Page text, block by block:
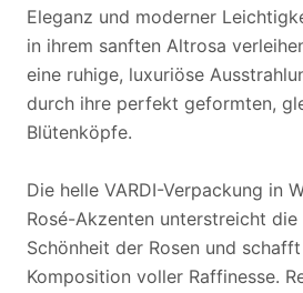
Eleganz und moderner
in ihrem sanften Altrosa
eine ruhige, luxuriöse
durch ihre perfekt geformten,
Blütenköpfe.
Die helle VARDI-Verpackung in
Rosé-Akzenten unterstreicht
Schönheit der Rosen und
Komposition voller Raffinesse.